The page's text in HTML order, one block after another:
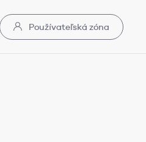
Používateľská zóna